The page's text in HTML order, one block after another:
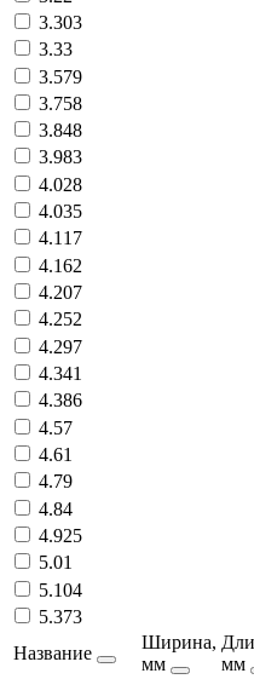
3.303
3.33
3.579
3.758
3.848
3.983
4.028
4.035
4.117
4.162
4.207
4.252
4.297
4.341
4.386
4.57
4.61
4.79
4.84
4.925
5.01
5.104
5.373
Название
Ширина,
мм
мм